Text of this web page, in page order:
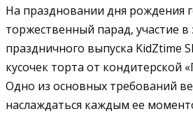
На праздновании дня рождения
торжественный парад, участие в
праздничного выпуска KidZtime
кусочек торта от кондитерской
Одно из основных требований
наслаждаться каждым ее